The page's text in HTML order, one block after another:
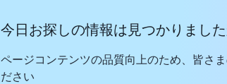
今日お探しの情報は見つかりまし
ページコンテンツの品質向上のため、皆さ
ださい